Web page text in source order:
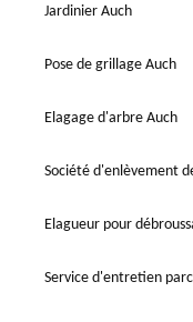
Jardinier Auch
Pose de grillage Auch
Elagage d'arbre Auch
Société d'enlèvement
Elagueur pour
Service d'entretien